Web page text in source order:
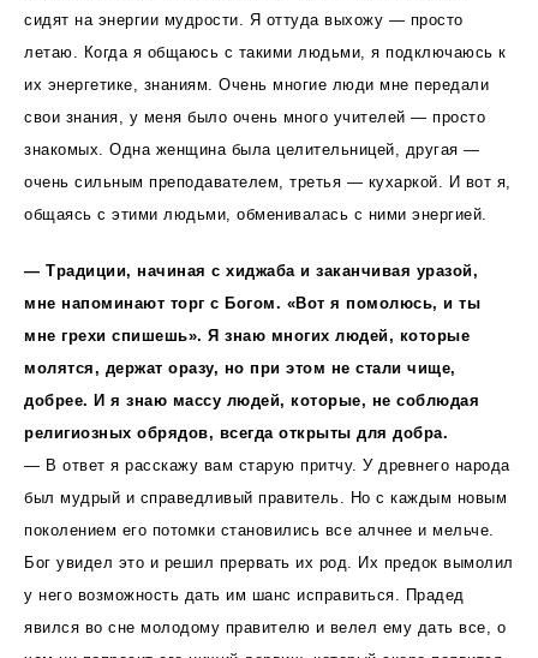
сидят на энергии мудрости. Я оттуда выхожу — просто
летаю. Когда я общаюсь с такими людьми, я подключаюсь к
их энергетике, знаниям. Очень многие люди мне передали
свои знания, у меня было очень много учителей — просто
знакомых. Одна женщина была целительницей, другая —
очень сильным преподавателем, третья — кухаркой. И вот я,
общаясь с этими людьми, обменивалась с ними энергией.
— Традиции, начиная с хиджаба и заканчивая уразой,
мне напоминают торг с Богом. «Вот я помолюсь, и ты
мне грехи спишешь». Я знаю многих людей, которые
молятся, держат оразу, но при этом не стали чище,
добрее. И я знаю массу людей, которые, не соблюдая
религиозных обрядов, всегда открыты для добра.
— В ответ я расскажу вам старую притчу. У древнего народа
был мудрый и справедливый правитель. Но с каждым новым
поколением его потомки становились все алчнее и мельче.
Бог увидел это и решил прервать их род. Их предок вымолил
у него возможность дать им шанс исправиться. Прадед
явился во сне молодому правителю и велел ему дать все, о